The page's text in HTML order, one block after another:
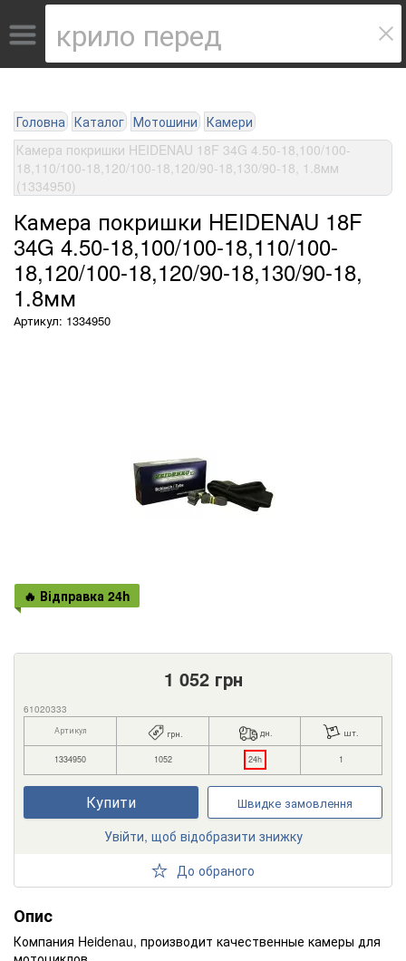
Головна Каталог Мотошини Камери
Камера покришки HEIDENAU 18F 34G 4.50-18,100/100-
18,110/100-18,120/100-18,120/90-18,130/90-18, 1.8мм
(1334950)
Камера покришки HEIDENAU 18F
34G 4.50-18,100/100-18,110/100-
18,120/100-18,120/90-18,130/90-18,
1.8мм
Артикул: 1334950
🔥 Відправка 24h
1 052грн
61020333
Артикул грн. дн. шт.
1334950 1052 24h 1
Купити Швидке замовлення
Увійти, щоб відобразити знижку
До обраного
Опис
Компания Heidenau, производит качественные камеры для